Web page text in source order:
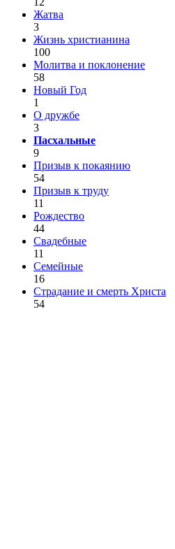
Жатва
3
Жизнь христианина
100
Молитва и поклонение
58
Новый Год
1
О дружбе
3
Пасхальные
9
Призыв к покаянию
54
Призыв к труду
11
Рождество
44
Свадебные
11
Семейные
16
Страдание и смерть Христа
54